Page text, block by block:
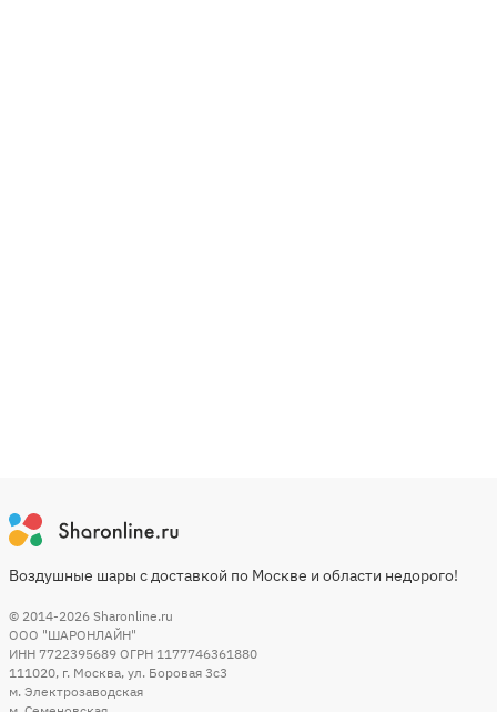
Воздушные шары с доставкой по Москве и области недорого!
© 2014-2026 Sharonline.ru
ООО "ШАРОНЛАЙН"
ИНН 7722395689 ОГРН 1177746361880
111020, г. Москва, ул. Боровая 3c3
м. Электрозаводская